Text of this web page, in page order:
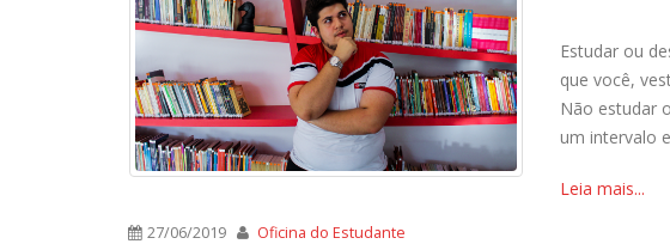
Estudar ou
que você,
Não estudar
um intervalo
Leia mais...
27/06/2019
Oficina do Estudante